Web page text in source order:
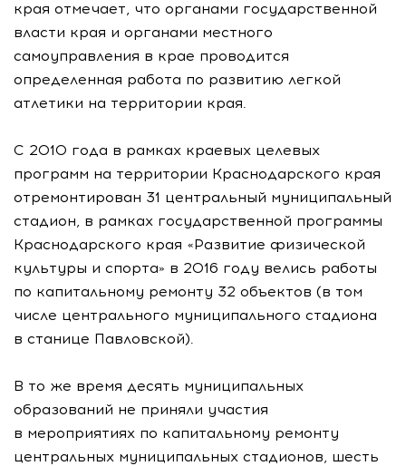
края отмечает, что органами государственной
власти края и органами местного
самоуправления в крае проводится
определенная работа по развитию легкой
атлетики на территории края.
С 2010 года в рамках краевых целевых
программ на территории Краснодарского края
отремонтирован 31 центральный муниципальный
стадион, в рамках государственной программы
Краснодарского края «Развитие физической
культуры и спорта» в 2016 году велись работы
по капитальному ремонту 32 объектов (в том
числе центрального муниципального стадиона
в станице Павловской).
В то же время десять муниципальных
образований не приняли участия
в мероприятиях по капитальному ремонту
центральных муниципальных стадионов, шесть